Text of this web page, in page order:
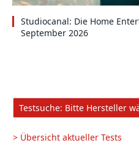
Studiocanal: Die Home
September 2026
> Übersicht aktueller Tests